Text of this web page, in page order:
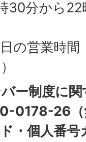
30分から
の営業時
ー制度に
0178-26（
・個人番